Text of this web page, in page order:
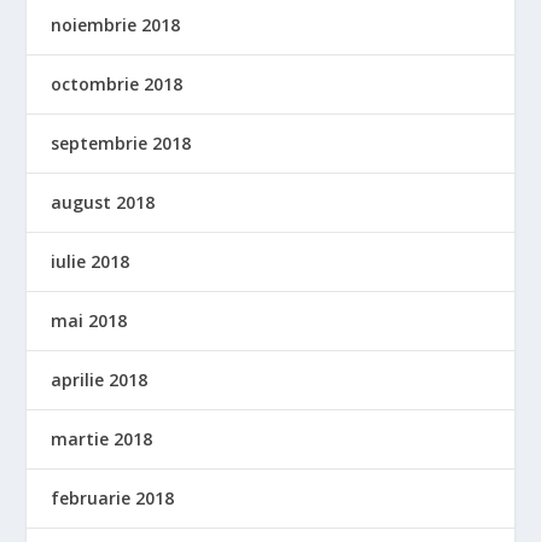
noiembrie 2018
octombrie 2018
septembrie 2018
august 2018
iulie 2018
mai 2018
aprilie 2018
martie 2018
februarie 2018